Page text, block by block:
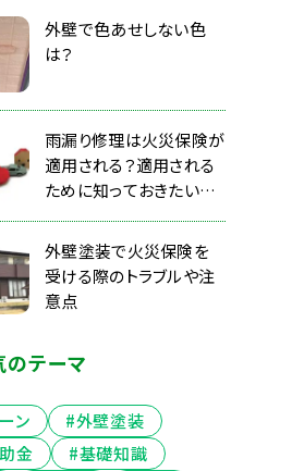
外壁で色あせしない色
は？
雨漏り修理は火災保険が
適用される？適用される
ために知っておきたいこ
外壁塗装で火災保険を
受ける際のトラブルや注
意点
のテーマ
ン
#外壁塗装
金
#基礎知識